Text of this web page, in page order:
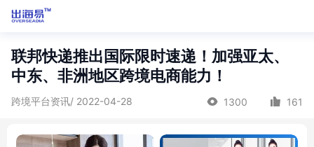
联邦快递推出国际限时速递！加强亚太、
中东、非洲地区跨境电商能力！
跨境平台资讯/ 2022-04-28 1300 161